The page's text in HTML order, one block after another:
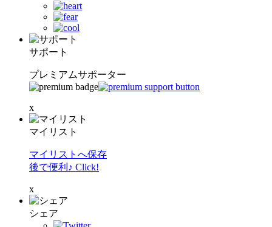
サポート
プレミアムサポーター
x
マイリスト
マイリストへ保存
後で便利♪ Click!
x
シェア